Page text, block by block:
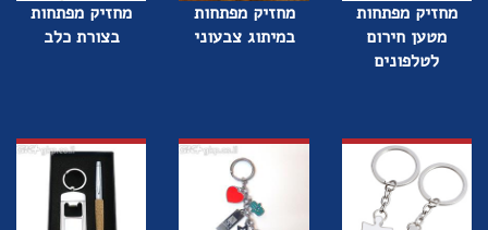
מחזיק מפתחות
מטען חירום
לטלפונים
מחזיק מפתחות
במיתוג צבעוני
מחזיק מפתחות
בצורת כלב